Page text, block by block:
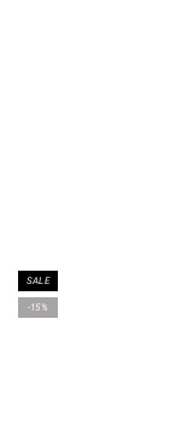
SALE
-15%